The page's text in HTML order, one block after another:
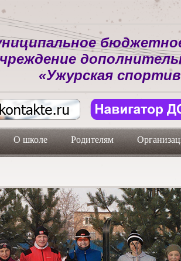
«Ужурская
О школе Родителям